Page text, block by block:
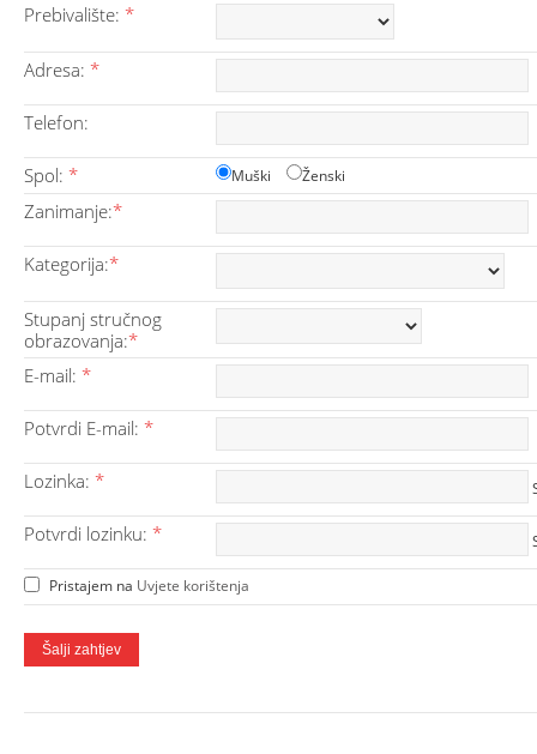
Prebivalište: *
Adresa: *
Telefon:
Spol: * Muški Ženski
Zanimanje:*
Kategorija:*
Stupanj stručnog
obrazovanja:*
E-mail: *
Potvrdi E-mail: *
Lozinka: *
Potvrdi lozinku: *
Pristajem na Uvjete korištenja